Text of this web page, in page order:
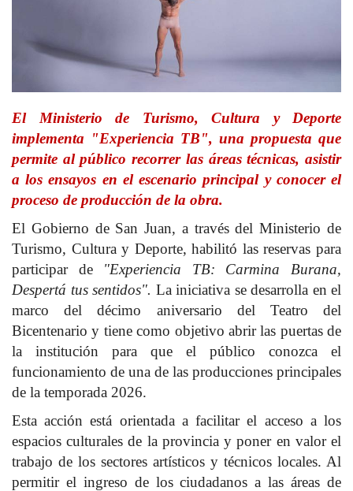
El Ministerio de Turismo, Cultura y Deporte
implementa "Experiencia TB", una propuesta que
permite al público recorrer las áreas técnicas, asistir
a los ensayos en el escenario principal y conocer el
proceso de producción de la obra.
El Gobierno de San Juan, a través del Ministerio de
Turismo, Cultura y Deporte, habilitó las reservas para
participar de "Experiencia TB: Carmina Burana,
Despertá tus sentidos". La iniciativa se desarrolla en el
marco del décimo aniversario del Teatro del
Bicentenario y tiene como objetivo abrir las puertas de
la institución para que el público conozca el
funcionamiento de una de las producciones principales
de la temporada 2026.
Esta acción está orientada a facilitar el acceso a los
espacios culturales de la provincia y poner en valor el
trabajo de los sectores artísticos y técnicos locales. Al
permitir el ingreso de los ciudadanos a las áreas de